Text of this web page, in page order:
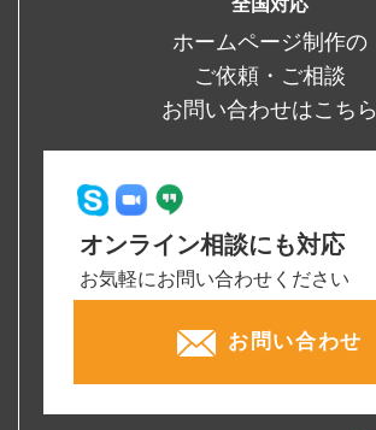
ホームページ制作の
ご依頼・ご相談
お問い合わせはこちら
オンライン相談にも対応
お気軽にお問い合わせください
お問い合わせ